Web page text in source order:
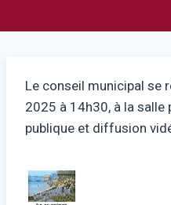
Le conseil municipal se
2025 à 14h30, à la salle
publique et diffusion